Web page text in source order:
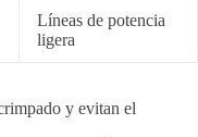
Líneas de potencia
ligera
y evitan el